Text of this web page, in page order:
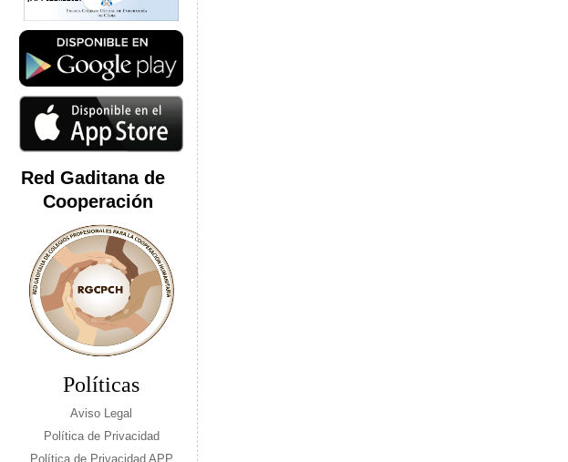
Red Gaditana de
Cooperación
Políticas
Aviso Legal
Política de Privacidad
Política de Privacidad APP